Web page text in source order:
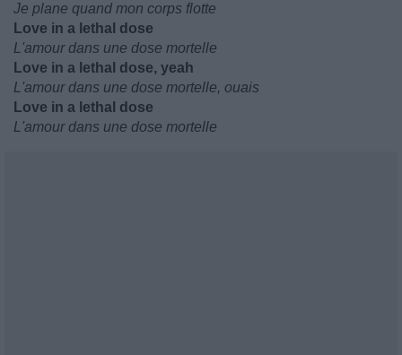
Je plane quand mon corps flotte
Love in a lethal dose
L'amour dans une dose mortelle
Love in a lethal dose, yeah
L'amour dans une dose mortelle, ouais
Love in a lethal dose
L'amour dans une dose mortelle